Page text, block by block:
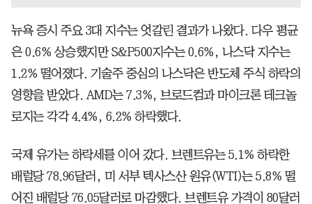
뉴욕 증시 주요 3대 지수는 엇갈린 결과가 나왔다. 다우 평균
은 0.6% 상승했지만 S&P500지수는 0.6%, 나스닥 지수는
1.2% 떨어졌다. 기술주 중심의 나스닥은 반도체 주식 하락의
영향을 받았다. AMD는 7.3%, 브로드컴과 마이크론 테크놀
로지는 각각 4.4%, 6.2% 하락했다.
국제 유가는 하락세를 이어 갔다. 브렌트유는 5.1% 하락한
배럴당 78.96달러, 미 서부 텍사스산 원유(WTI)는 5.8% 떨
어진 배럴당 76.05달러로 마감했다. 브렌트유 가격이 80달러